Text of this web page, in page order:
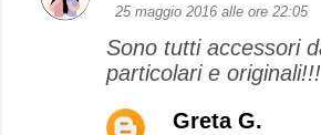
25 maggio 2016 alle ore 22:05
Sono tutti accessori
particolari e originali!!!
Greta G.